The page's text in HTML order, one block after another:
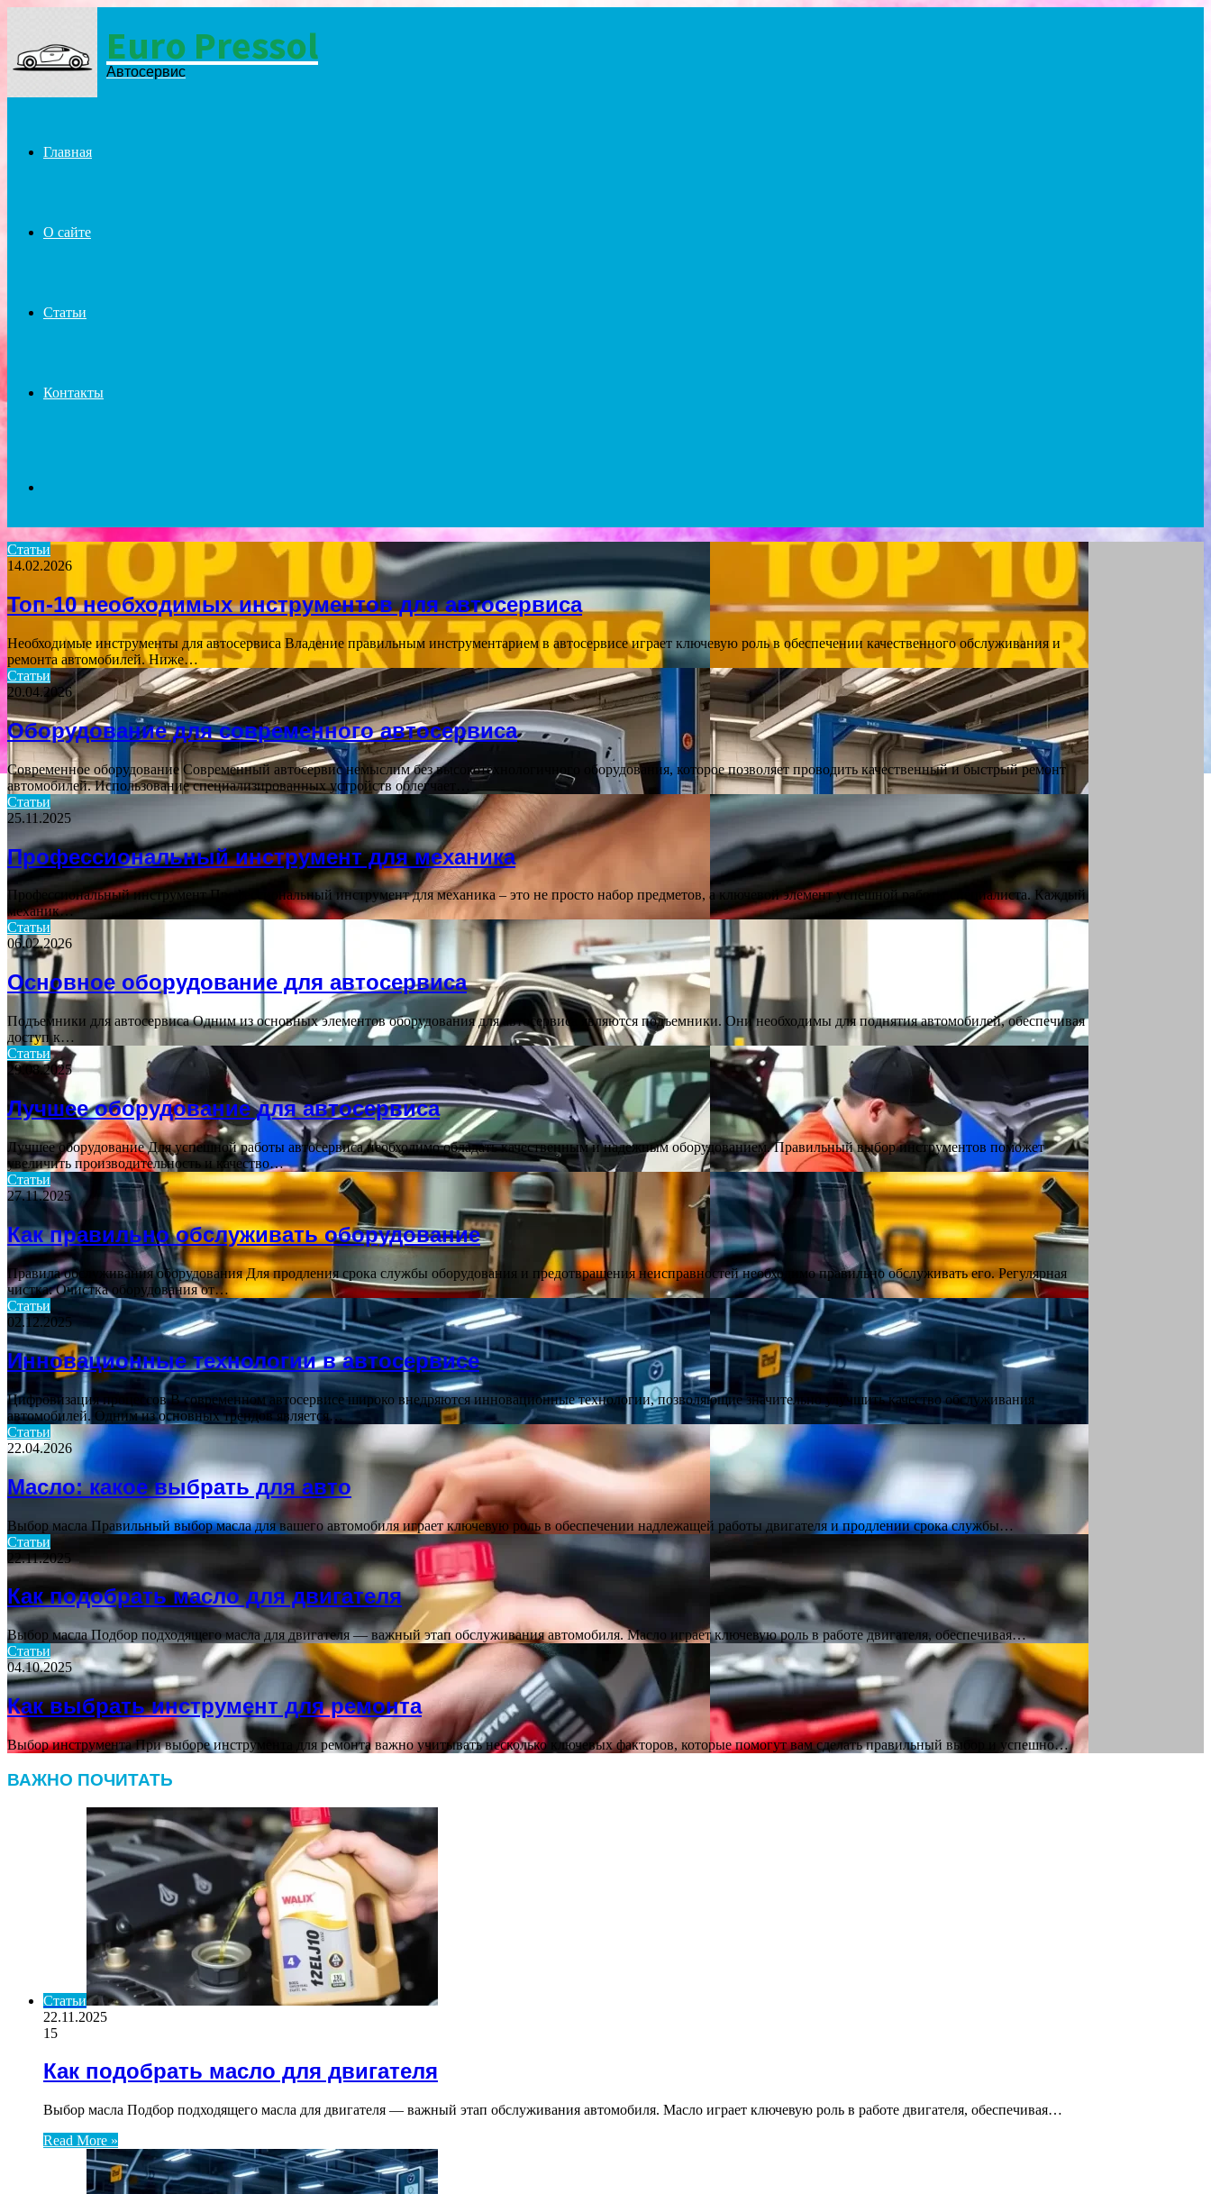
Menu Euro Pressol
Автосервис
Главная
О сайте
Статьи
Контакты
for
Статьи
14.02.2026
Топ-10 необходимых инструментов для автосервиса
Необходимые инструменты для автосервиса Владение правильным инструментарием в автосервисе играет ключевую роль в обеспечении качественного обслуживания и
ремонта автомобилей. Ниже…
Статьи
20.04.2026
Оборудование для современного автосервиса
Современное оборудование Современный автосервис немыслим без высокотехнологичного оборудования, которое позволяет проводить качественный и быстрый ремонт
автомобилей. Использование специализированных устройств облегчает…
Статьи
25.11.2025
Профессиональный инструмент для механика
Профессиональный инструмент Профессиональный инструмент для механика – это не просто набор предметов, а ключевой элемент успешной работы специалиста. Каждый
механик…
Статьи
06.02.2026
Основное оборудование для автосервиса
Подъемники для автосервиса Одним из основных элементов оборудования для автосервиса являются подъемники. Они необходимы для поднятия автомобилей, обеспечивая
доступ к…
Статьи
29.08.2025
Лучшее оборудование для автосервиса
Лучшее оборудование Для успешной работы автосервиса необходимо обладать качественным и надежным оборудованием. Правильный выбор инструментов поможет
увеличить производительность и качество…
Статьи
27.11.2025
Как правильно обслуживать оборудование
Правила обслуживания оборудования Для продления срока службы оборудования и предотвращения неисправностей необходимо правильно обслуживать его. Регулярная
чистка: Очистка оборудования от…
Статьи
02.12.2025
Инновационные технологии в автосервисе
Цифровизация процессов В современном автосервисе широко внедряются инновационные технологии, позволяющие значительно улучшить качество обслуживания
автомобилей. Одним из основных трендов является…
Статьи
22.04.2026
Масло: какое выбрать для авто
Выбор масла Правильный выбор масла для вашего автомобиля играет ключевую роль в обеспечении надлежащей работы двигателя и продлении срока службы…
Статьи
22.11.2025
Как подобрать масло для двигателя
Выбор масла Подбор подходящего масла для двигателя — важный этап обслуживания автомобиля. Масло играет ключевую роль в работе двигателя, обеспечивая…
Статьи
04.10.2025
Как выбрать инструмент для ремонта
Выбор инструмента При выборе инструмента для ремонта важно учитывать несколько ключевых факторов, которые помогут вам сделать правильный выбор и успешно…
ВАЖНО ПОЧИТАТЬ
Статьи
22.11.2025
15
Как подобрать масло для двигателя
Выбор масла Подбор подходящего масла для двигателя — важный этап обслуживания автомобиля. Масло играет ключевую роль в работе двигателя, обеспечивая…
Read More »